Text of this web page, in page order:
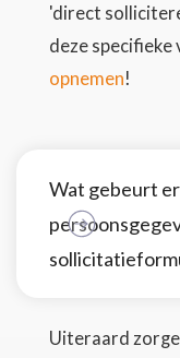
'direct
deze specifieke
opnemen!
Wat gebeurt
Uiteraard